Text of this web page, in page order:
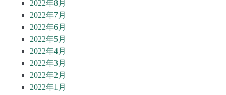
2022年8月
2022年7月
2022年6月
2022年5月
2022年4月
2022年3月
2022年2月
2022年1月